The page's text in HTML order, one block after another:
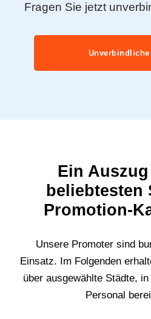
Fragen Sie jetzt
Unverbindliche
Ein
beliebtesten
Promotion-
Unsere Promoter sind
Einsatz. Im Folgenden
über ausgewählte Städte,
Personal